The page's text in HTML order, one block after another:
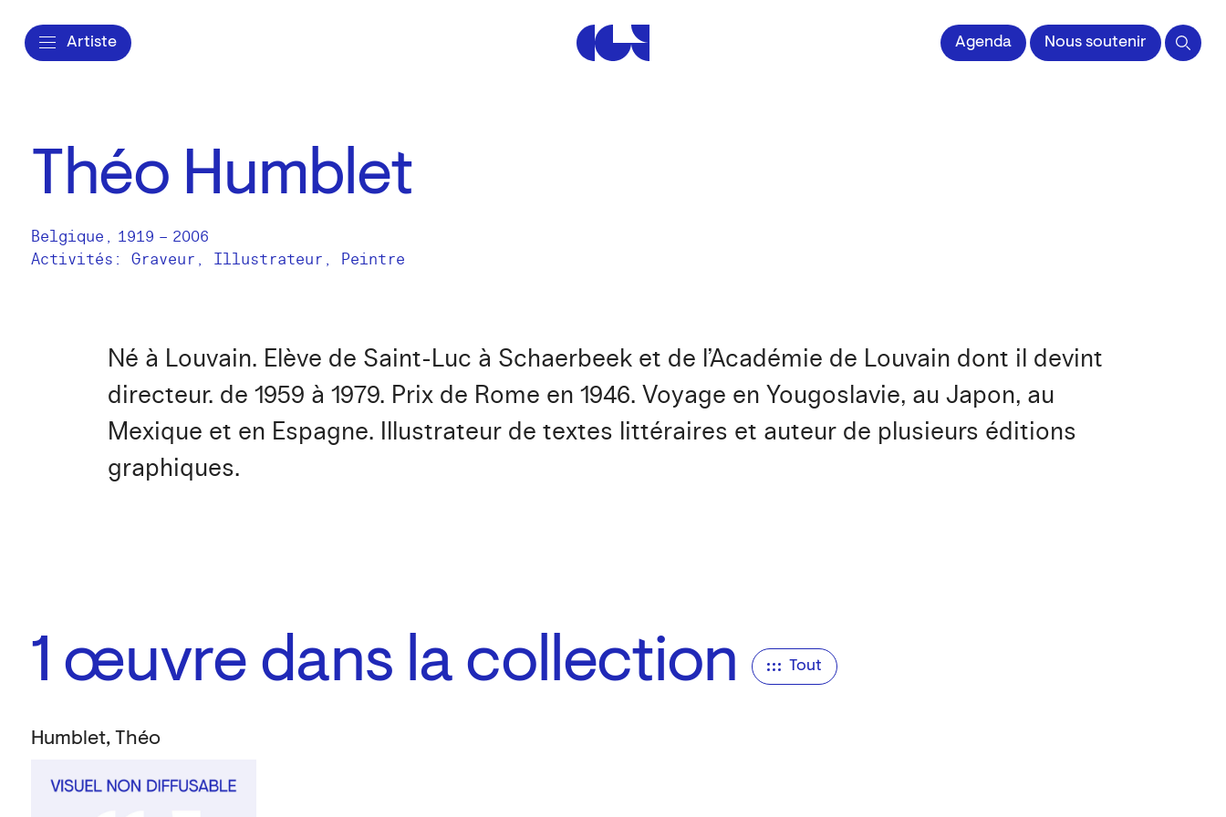
Artiste Centre de la Gravure et de l'Image impriméeAgenda Nous soutenir
Théo Humblet
Belgique , 1919 – 2006
Activités: Graveur Illustrateur Peintre
Né à Louvain. Elève de Saint-Luc à Schaerbeek et de l’Académie de Louvain dont il devint
directeur. de 1959 à 1979. Prix de Rome en 1946. Voyage en Yougoslavie, au Japon, au
Mexique et en Espagne. Illustrateur de textes littéraires et auteur de plusieurs éditions
graphiques.
1 œuvre dans la collection Tout
Humblet, Théo